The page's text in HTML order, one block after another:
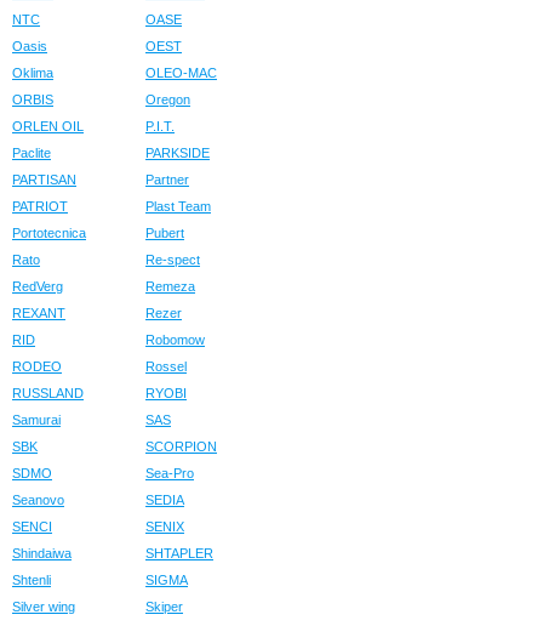
NTC
OASE
Oasis
OEST
Oklima
OLEO-MAC
ORBIS
Oregon
ORLEN OIL
P.I.T.
Paclite
PARKSIDE
PARTISAN
Partner
PATRIOT
Plast Team
Portotecnica
Pubert
Rato
Re-spect
RedVerg
Remeza
REXANT
Rezer
RID
Robomow
RODEO
Rossel
RUSSLAND
RYOBI
Samurai
SAS
SBK
SCORPION
SDMO
Sea-Pro
Seanovo
SEDIA
SENCI
SENIX
Shindaiwa
SHTAPLER
Shtenli
SIGMA
Silver wing
Skiper